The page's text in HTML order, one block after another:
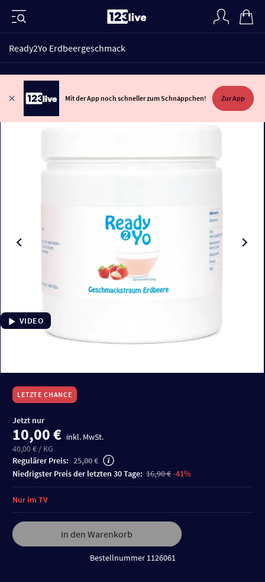
Ready2Yo Erdbeergeschmack
Mit der App noch schneller zum Schnäppchen! Zur App
VIDEO
LETZTE CHANCE
Jetzt nur
10,00 € inkl. MwSt.
40,00 € / KG
Regulärer Preis: 25,00 €
niedrigster Preis der letzten 30 Tage: 16,90 €-41%
In den Warenkorb
Bestellnummer 1126061
Nur im TV